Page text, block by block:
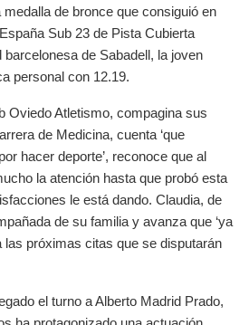
de bronce que consiguió en
Sub 23 de Pista Cubierta
barcelonesa de Sabadell, la joven
personal con 12.19.
Oviedo Atletismo, compagina sus
de Medicina, cuenta ‘que
hacer deporte’, reconoce que al
la atención hasta que probó esta
le está dando. Claudia, de
de su familia y avanza que ‘ya
las próximas citas que se disputarán
el turno a Alberto Madrid Prado,